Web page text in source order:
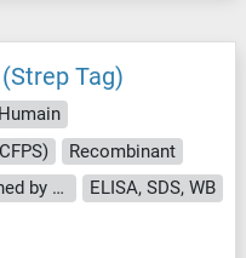
Tag)
Recombinant
approximately 70-80 % as determined by SDS PAGE, Western Blot and analytical SEC (HPLC).
ELISA, SDS, WB